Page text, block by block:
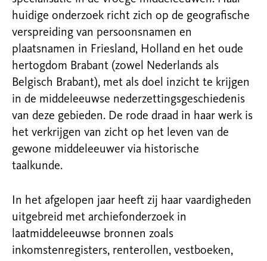
huidige onderzoek richt zich op de geografische
verspreiding van persoonsnamen en
plaatsnamen in Friesland, Holland en het oude
hertogdom Brabant (zowel Nederlands als
Belgisch Brabant), met als doel inzicht te krijgen
in de middeleeuwse nederzettingsgeschiedenis
van deze gebieden. De rode draad in haar werk is
het verkrijgen van zicht op het leven van de
gewone middeleeuwer via historische
taalkunde.
In het afgelopen jaar heeft zij haar vaardigheden
uitgebreid met archiefonderzoek in
laatmiddeleeuwse bronnen zoals
inkomstenregisters, renterollen, vestboeken,